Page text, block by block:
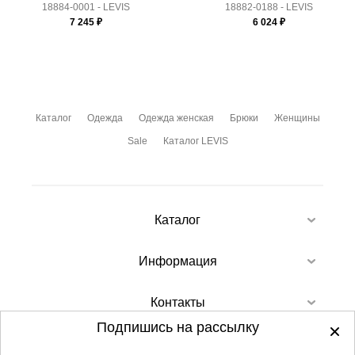
18884-0001 - LEVIS
7 245₽
18882-0188 - LEVIS
6 024 ₽
Каталог Одежда Одежда женская Брюки Женщины
Sale Каталог LEVIS
Каталог
Информация
Контакты
Подпишись на рассылку